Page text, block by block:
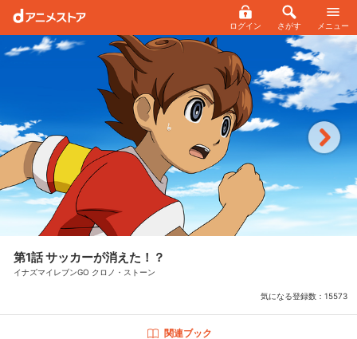
ログイン さがす メニュー
第1話 サッカーが消えた！？
イナズマイレブンGO クロノ・ストーン
気になる登録数： 15573
関連ブック